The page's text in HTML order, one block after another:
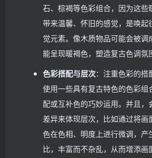
石、棕褐等色彩组合，因为这些
带来温馨、怀旧的感觉，是唤起
觉元素。像木质物品可能会被调
能呈现暖褐色，塑造复古色调氛
色彩搭配与层次：注重色彩的搭
使用一些具有复古特色的色彩组
配或互补色的巧妙运用。并且，
差异来体现层次，比如通过将画
色在色相、明度上进行微调，产
比，丰富而不杂乱，从而增添画